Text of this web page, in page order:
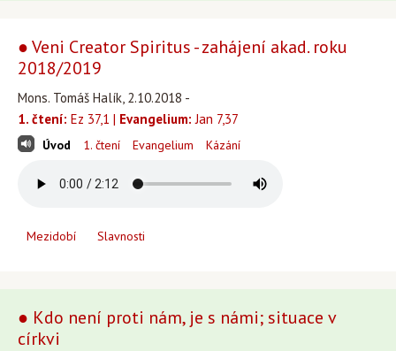
● Veni Creator Spiritus - zahájení akad. roku
2018/2019
Mons. Tomáš Halík, 2.10.2018 -
1. čtení: Ez 37,1 | Evangelium: Jan 7,37
Úvod 1. čtení Evangelium Kázání
Mezidobí Slavnosti
● Kdo není proti nám, je s námi; situace v
církvi